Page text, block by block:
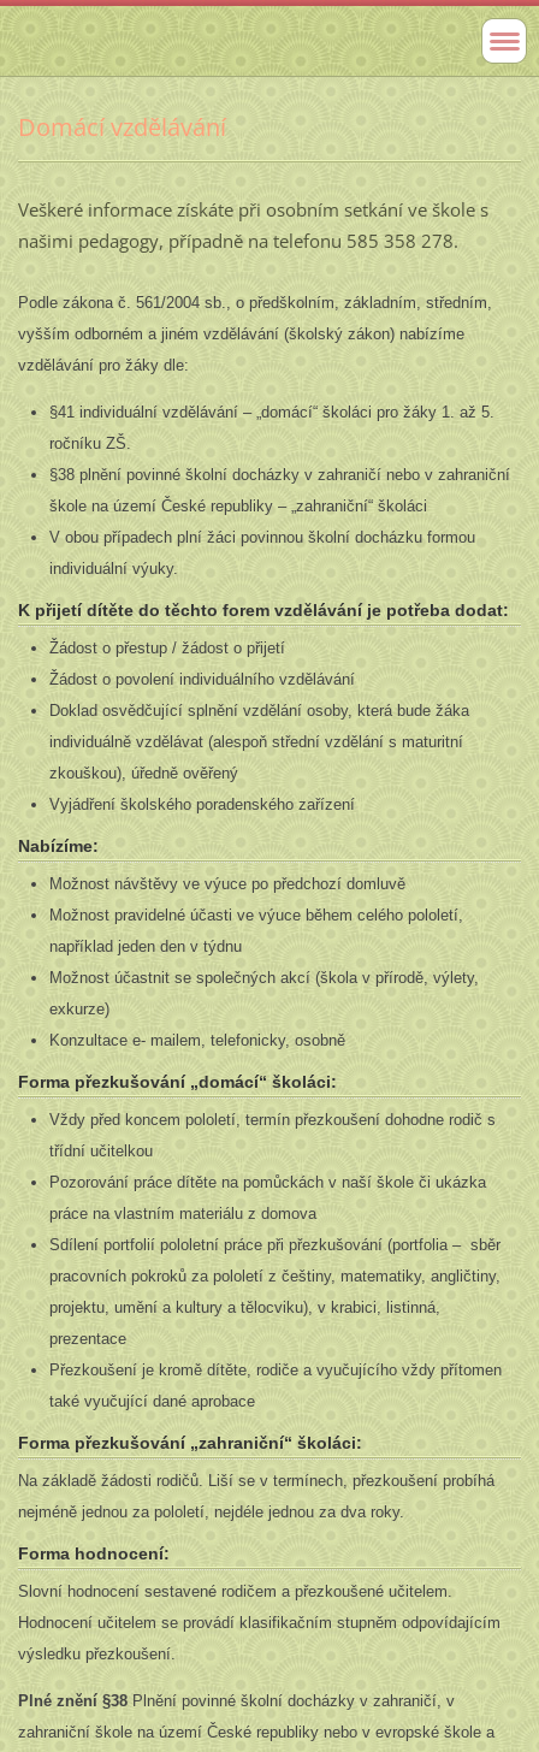
Domácí vzdělávání
Veškeré informace získáte při osobním setkání ve škole s
našimi pedagogy, případně na telefonu 585 358 278.
Podle zákona č. 561/2004 sb., o předškolním, základním, středním,
vyšším odborném a jiném vzdělávání (školský zákon) nabízíme
vzdělávání pro žáky dle:
§41 individuální vzdělávání – „domácí“ školáci pro žáky 1. až 5.
ročníku ZŠ.
§38 plnění povinné školní docházky v zahraničí nebo v zahraniční
škole na území České republiky – „zahraniční“ školáci
V obou případech plní žáci povinnou školní docházku formou
individuální výuky.
K přijetí dítěte do těchto forem vzdělávání je potřeba dodat:
Žádost o přestup / žádost o přijetí
Žádost o povolení individuálního vzdělávání
Doklad osvědčující splnění vzdělání osoby, která bude žáka
individuálně vzdělávat (alespoň střední vzdělání s maturitní
zkouškou), úředně ověřený
Vyjádření školského poradenského zařízení
Nabízíme:
Možnost návštěvy ve výuce po předchozí domluvě
Možnost pravidelné účasti ve výuce během celého pololetí,
například jeden den v týdnu
Možnost účastnit se společných akcí (škola v přírodě, výlety,
exkurze)
Konzultace e- mailem, telefonicky, osobně
Forma přezkušování „domácí“ školáci:
Vždy před koncem pololetí, termín přezkoušení dohodne rodič s
třídní učitelkou
Pozorování práce dítěte na pomůckách v naší škole či ukázka
práce na vlastním materiálu z domova
Sdílení portfolií pololetní práce při přezkušování (portfolia – sběr
pracovních pokroků za pololetí z češtiny, matematiky, angličtiny,
projektu, umění a kultury a tělocviku), v krabici, listinná,
prezentace
Přezkoušení je kromě dítěte, rodiče a vyučujícího vždy přítomen
také vyučující dané aprobace
Forma přezkušování „zahraniční“ školáci:
Na základě žádosti rodičů. Liší se v termínech, přezkoušení probíhá
nejméně jednou za pololetí, nejdéle jednou za dva roky.
Forma hodnocení:
Slovní hodnocení sestavené rodičem a přezkoušené učitelem.
Hodnocení učitelem se provádí klasifikačním stupněm odpovídajícím
výsledku přezkoušení.
Plné znění §38Plnění povinné školní docházky v zahraničí, v
zahraniční škole na území České republiky nebo v evropské škole a